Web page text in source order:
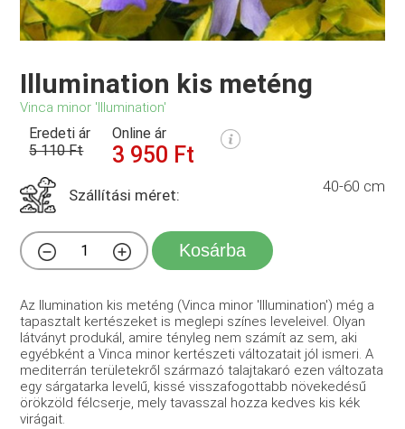
Illumination kis meténg
Vinca minor 'Illumination'
Eredeti ár
5 110 Ft
Online ár
3 950 Ft
Szállítási méret: 40-60 cm
Kosárba
Az Ilumination kis meténg (Vinca minor 'Illumination') még a
tapasztalt kertészeket is meglepi színes leveleivel. Olyan
látványt produkál, amire tényleg nem számít az sem, aki
egyébként a Vinca minor kertészeti változatait jól ismeri. A
mediterrán területekről származó talajtakaró ezen változata
egy sárgatarka levelű, kissé visszafogottabb növekedésű
örökzöld félcserje, mely tavasszal hozza kedves kis kék
virágait.